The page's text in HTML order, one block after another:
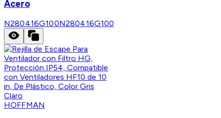
Acero
N280416G100N280416G100
HOFFMAN